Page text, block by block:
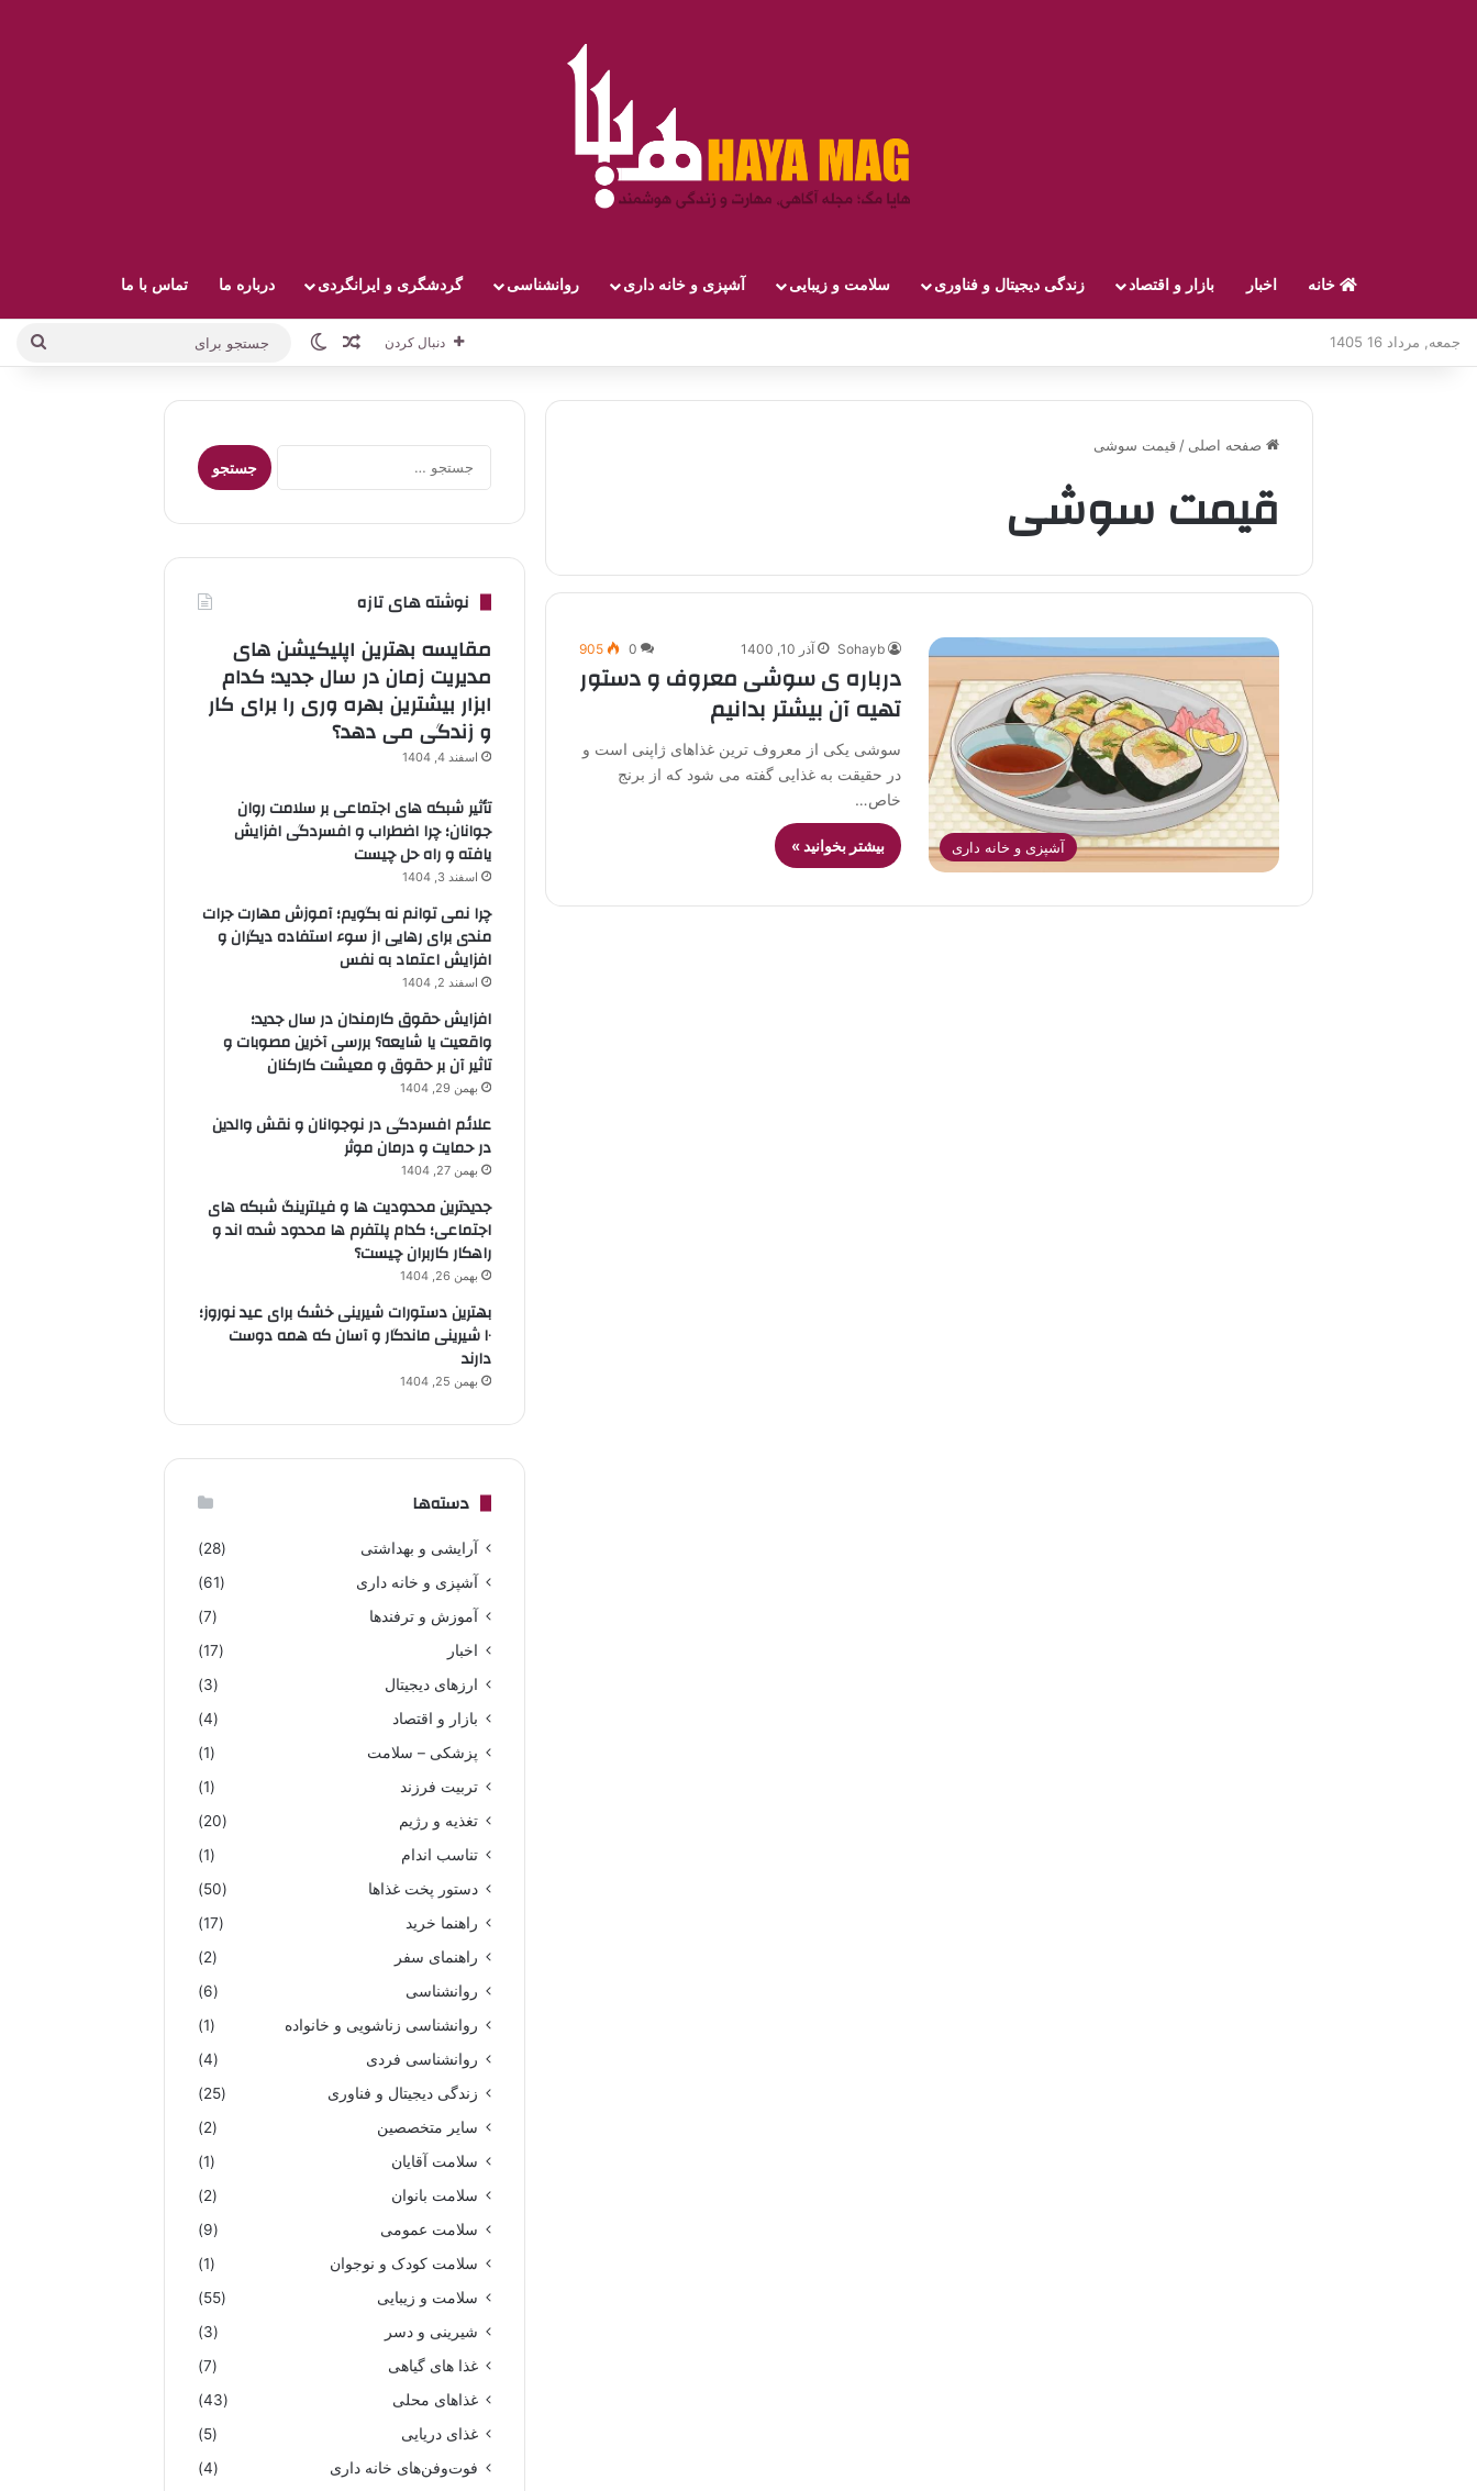
خانه اخبار بازار و اقتصاد زندگی دیجیتال و فناوری سلامت و زیبایی آشپزی و خانه داری روانشناسی گردشگری و ایرانگردی درباره ما تماس با ما
جمعه, مرداد 16 1405 دنبال کردن نوشته تصادفی
تغییر پوسته
صفحه اصلی / قیمت سوشی
قیمت سوشی
آشپزی و خانه داری
Sohayb آذر 10, 1400 0
905
درباره ی سوشی معروف و دستور
تهیه آن بیشتر بدانیم
سوشی یکی از معروف ترین غذاهای ژاپنی است و
در حقیقت به غذایی گفته می شود که از برنج
خاص…
بیشتر بخوانید »
جستجو
برای:
نوشته های تازه
مقایسه بهترین اپلیکیشن های
مدیریت زمان در سال جدید؛ کدام
ابزار بیشترین بهره وری را برای کار
و زندگی می دهد؟
اسفند 4, 1404
تأثیر شبکه های اجتماعی بر سلامت روان
جوانان؛ چرا اضطراب و افسردگی افزایش
یافته و راه حل چیست
اسفند 3, 1404
چرا نمی توانم نه بگویم؛ آموزش مهارت جرات
مندی برای رهایی از سوء استفاده دیگران و
افزایش اعتماد به نفس
اسفند 2, 1404
افزایش حقوق کارمندان در سال جدید؛
واقعیت یا شایعه؟ بررسی آخرین مصوبات و
تاثیر آن بر حقوق و معیشت کارکنان
بهمن 29, 1404
علائم افسردگی در نوجوانان و نقش والدین
در حمایت و درمان موثر
بهمن 27, 1404
جدیدترین محدودیت ها و فیلترینگ شبکه های
اجتماعی؛ کدام پلتفرم ها محدود شده اند و
راهکار کاربران چیست؟
بهمن 26, 1404
بهترین دستورات شیرینی خشک برای عید نوروز؛
۱۰ شیرینی ماندگار و آسان که همه دوست
دارند
بهمن 25, 1404
دسته‌ها
آرایشی و بهداشتی
(28)
آشپزی و خانه داری
(61)
آموزش و ترفندها
(7)
اخبار
(17)
ارزهای دیجیتال
(3)
بازار و اقتصاد
(4)
پزشکی – سلامت
(1)
تربیت فرزند
(1)
تغذیه و رژیم
(20)
تناسب اندام
(1)
دستور پخت غذاها
(50)
راهنما خرید
(17)
راهنمای سفر
(2)
روانشناسی
(6)
روانشناسی زناشویی و خانواده
(1)
روانشناسی فردی
(4)
زندگی دیجیتال و فناوری
(25)
سایر متخصصین
(2)
سلامت آقایان
(1)
سلامت بانوان
(2)
سلامت عمومی
(9)
سلامت کودک و نوجوان
(1)
سلامت و زیبایی
(55)
شیرینی و دسر
(3)
غذا های گیاهی
(7)
غذاهای محلی
(43)
غذای دریایی
(5)
فوت‌وفن‌های خانه داری
(4)